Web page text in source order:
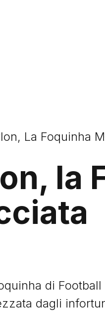
pane
La Foquinha
la
di
daglianche ...